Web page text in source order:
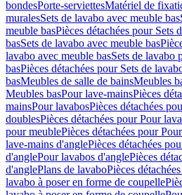
bondesPorte-serviettesMatériel de
muralesSets de lavabo avec meuble bas
meuble basPièces détachées pour Sets
basSets de lavabo avec meuble bas
lavabo avec meuble basSets de lavabo
basPièces détachées pour Sets de
basMeubles de salle de bainsMeubles
Meubles basPour lave-mainsPièces
mainsPour lavabosPièces détachées
doublesPièces détachées pour Pour
pour meublePièces détachées pour
lave-mains d'anglePièces détachées
d'anglePour lavabos d'anglePièces
d'anglePlans de lavaboPièces
lavabo à poser en forme de coupelle